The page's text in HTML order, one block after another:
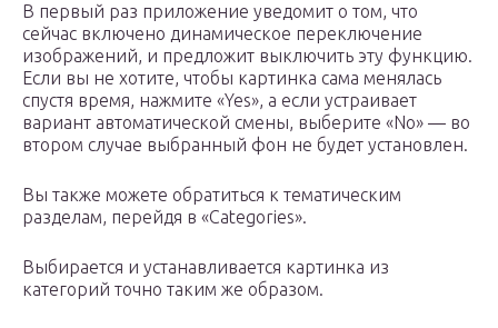
В первый раз приложение уведомит о том, что
сейчас включено динамическое переключение
изображений, и предложит выключить эту функцию.
Если вы не хотите, чтобы картинка сама менялась
спустя время, нажмите «Yes», а если устраивает
вариант автоматической смены, выберите «No» — во
втором случае выбранный фон не будет установлен.
Вы также можете обратиться к тематическим
разделам, перейдя в «Categories».
Выбирается и устанавливается картинка из
категорий точно таким же образом.